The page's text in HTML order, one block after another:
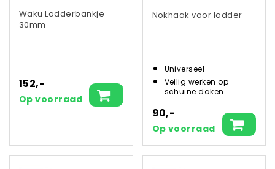
Waku Ladderbankje
30mm
152,-
Op voorraad
Nokhaak voor ladder
Universeel
Veilig werken op
schuine daken
90,-
Op voorraad